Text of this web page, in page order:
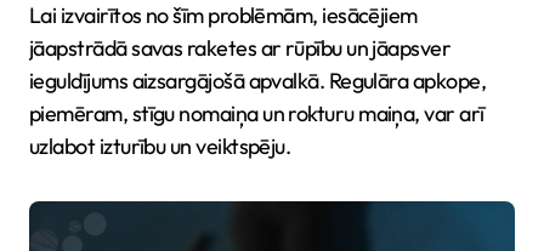
Lai izvairītos no šīm problēmām, iesācējiem
jāapstrādā savas raketes ar rūpību un jāapsver
ieguldījums aizsargājošā apvalkā. Regulāra apkope,
piemēram, stīgu nomaiņa un rokturu maiņa, var arī
uzlabot izturību un veiktspēju.